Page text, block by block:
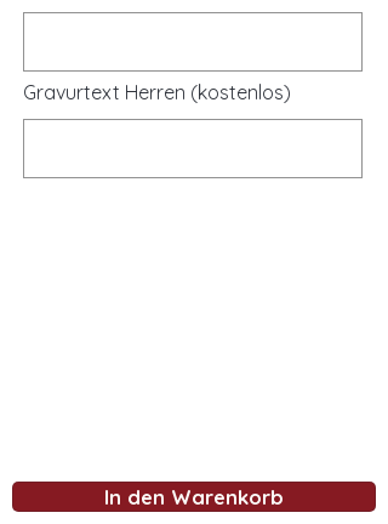
Gravurtext Herren (kostenlos)
In den Warenkorb